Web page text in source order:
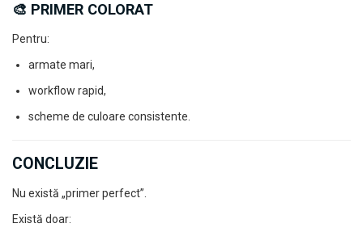
🎨 PRIMER COLORAT
Pentru:
armate mari,
workflow rapid,
scheme de culoare consistente.
CONCLUZIE
Nu există „primer perfect”.
Există doar: